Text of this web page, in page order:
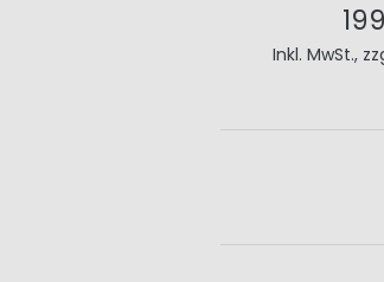
Inkl. MwSt.,